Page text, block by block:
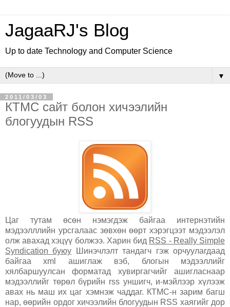
JagaaRJ's Blog
Up to date Technology and Computer Science
▼
2011/03/03
КТМС сайт болон хичээлийн
блогуудын RSS
Цаг тутам өсөн нэмэгдэж байгаа интернэтийн
мэдээлллийн урсгалаас зөвхөн өөрт хэрэгцээт мэдээлэл
олж авахад хэцүү болжээ. Харин бид RSS - Really Simple
Syndication буюу Шинэчлэлт тандагч гэж орчуулагдаад
байгаа xml ашиглаж вэб, блогын мэдээллийг
хялбаршуулсан форматад хувиргагчийг ашигласнаар
мэдээллийг төрөл бүрийн rss уншигч, и-мэйлээр хүлээж
авах нь маш их цаг хэмнэж чаддаг. КТМС-н зарим багш
нар, өөрийн ордог хичээлийн блогуудын RSS хаягийг дор